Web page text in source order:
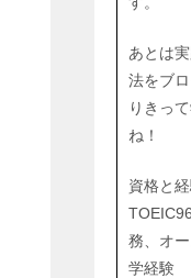
あとは
法をブ
りきっ
ね！
資格と
務、オ
学経験